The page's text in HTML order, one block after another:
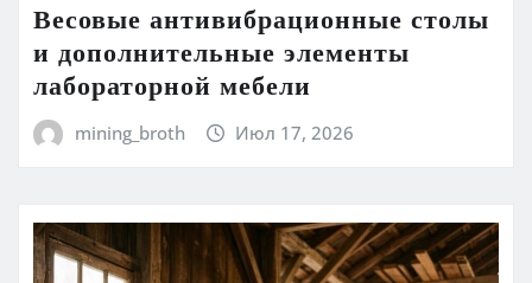
Весовые антивибрационные столы
и дополнительные элементы
лабораторной мебели
mining_broth Июл 17, 2026